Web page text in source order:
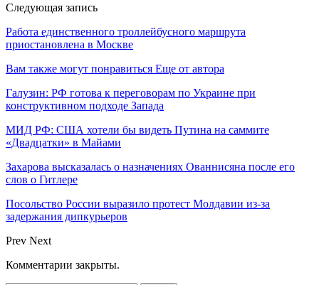
Следующая запись
Работа единственного троллейбусного маршрута
приостановлена в Москве
Вам также могут понравиться Еще от автора
Галузин: РФ готова к переговорам по Украине при
конструктивном подходе Запада
МИД РФ: США хотели бы видеть Путина на саммите
«Двадцатки» в Майами
Захарова высказалась о назначениях Ованнисяна после его
слов о Гитлере
Посольство России выразило протест Молдавии из-за
задержания дипкурьеров
Prev Next
Комментарии закрыты.